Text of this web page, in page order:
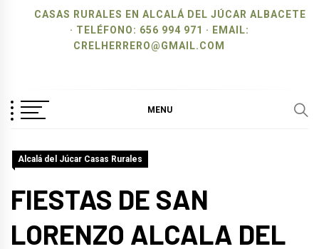
CASAS RURALES EN ALCALÁ DEL JÚCAR ALBACETE
· TELÉFONO: 656 994 971 · EMAIL:
CRELHERRERO@GMAIL.COM
MENU
Alcalá del Júcar Casas Rurales
FIESTAS DE SAN
LORENZO ALCALA DEL